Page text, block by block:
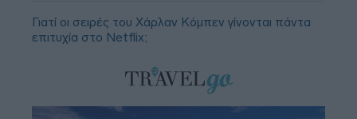
Γιατί οι σειρές του Χάρλαν Κόμπεν γίνονται πάντα
επιτυχία στο Netflix;